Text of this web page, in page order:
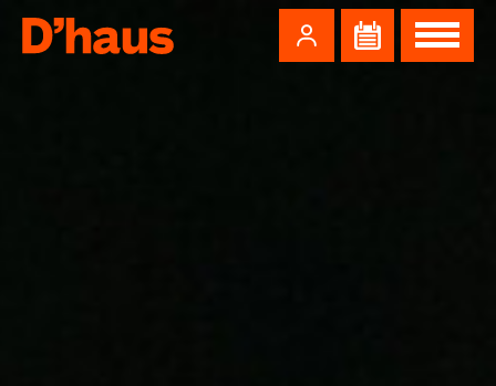
Zum Hauptinhalt springen Zum Footer springen